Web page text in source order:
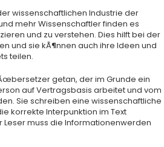
wissenschaftlichen Industrie der
mehr Wissenschaftler finden es
und zu verstehen. Dies hilft bei der
und sie kÃ¶nnen auch ihre Ideen und
teilen.
getan, der im Grunde ein
auf Vertragsbasis arbeitet und vom
Sie schreiben eine wissenschaftliche
korrekte Interpunktion im Text
muss die Informationenwerden